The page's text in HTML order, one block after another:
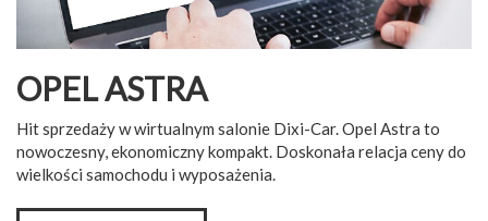
OPEL ASTRA
Hit sprzedaży w wirtualnym salonie Dixi-Car. Opel Astra to
nowoczesny, ekonomiczny kompakt. Doskonała relacja ceny do
wielkości samochodu i wyposażenia.